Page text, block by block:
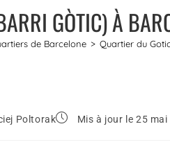
GÒTIC) À
de Barcelone > Quartier du
Poltorak Mis à jour le 25 mai